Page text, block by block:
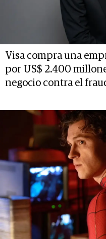
Visa compra una
por US$ 2.400
negocio contra el